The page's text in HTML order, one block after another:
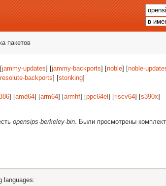
пакетов
jammy-updates] [jammy-backports] [noble] [noble-
resolute-backports] [stonking]
] [amd64] [arm64] [armhf] [ppc64el ] [riscv64] [s390x]
opensips-berkeley-bin. Были просмотрены
languages: